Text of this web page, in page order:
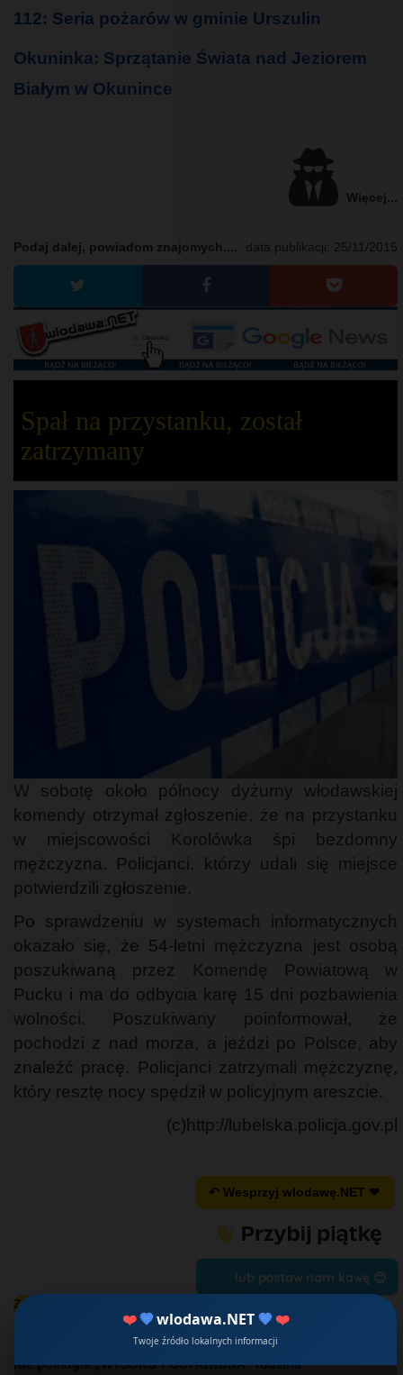
❤️ 💙wlodawa.NET💙❤️
Twoje źródło lokalnych informacji
112: Seria pożarów w gminie Urszulin
Okuninka: Sprzątanie Świata nad Jeziorem
Białym w Okunince
Więcej...
data publikacji: 25/11/2015
Podaj dalej, powiadom znajomych....
Spał na przystanku, został
zatrzymany
W sobotę około północy dyżurny włodawskiej
komendy otrzymał zgłoszenie, że na przystanku
w miejscowości Korolówka śpi bezdomny
mężczyzna. Policjanci, którzy udali się miejsce
potwierdzili zgłoszenie.
Po sprawdzeniu w systemach informatycznych
okazało się, że 54-letni mężczyzna jest osobą
poszukiwaną przez Komendę Powiatową w
Pucku i ma do odbycia karę 15 dni pozbawienia
wolności. Poszukiwany poinformował, że
pochodzi z nad morza, a jeździ po Polsce, aby
znaleźć pracę. Policjanci zatrzymali mężczyznę,
który resztę nocy spędził w policyjnym areszcie.
(c)http://lubelska.policja.gov.pl
↶ Wesprzyj wlodawę.NET ❤
lub postaw nam kawę 😍
Zobacz również:
Nie pomogła „WYSOKO POSTAWIONA” rodzina